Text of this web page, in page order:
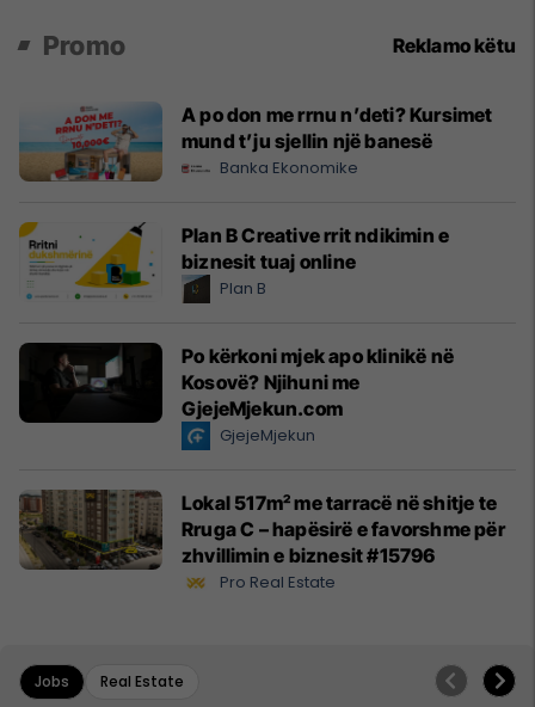
Promo Reklamo këtu
A po don me rrnu n’deti? Kursimet
mund t’ju sjellin një banesë
Banka Ekonomike
Plan B Creative rrit ndikimin e
biznesit tuaj online
Plan B
Po kërkoni mjek apo klinikë në
Kosovë? Njihuni me
GjejeMjekun.com
GjejeMjekun
Lokal 517m² me tarracë në shitje te
Rruga C – hapësirë e favorshme për
zhvillimin e biznesit #15796
Pro Real Estate
Jobs Real Estate